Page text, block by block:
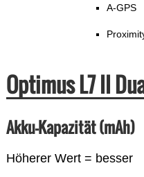
A-GPS
Optimus L7 II
Akku-Kapazität (mAh)
Höherer Wert = besser